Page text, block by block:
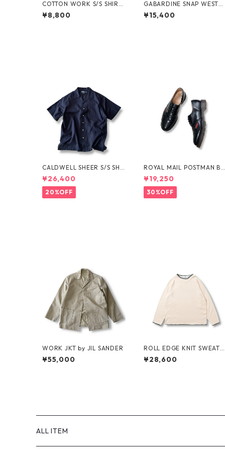
COTTON WORK S/S SHIRT
by stussy
¥8,800
GABARDINE SNAP WESTER
N SHIRT by WYTHE
¥15,400
CALDWELL SHEER S/S SHI
RT by Polo Ralph Lauren
¥26,400
20%OFF
ROYAL MAIL POSTMAN BO
OTS by Dr.MARTENS
¥19,250
30%OFF
WORK JKT by JIL SANDER
¥55,000
ROLL EDGE KNIT SWEATE
R by Little Yarmouth
¥28,600
ALL ITEM